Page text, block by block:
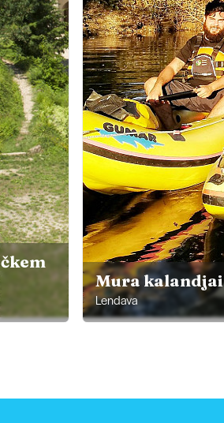
Mura kalandjai
Lendava